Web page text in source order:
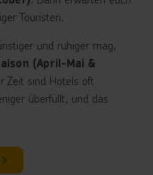
Touristen.
und ruhiger mag,
(April-Mai &
Zeit sind Hotels oft
überfüllt, und das